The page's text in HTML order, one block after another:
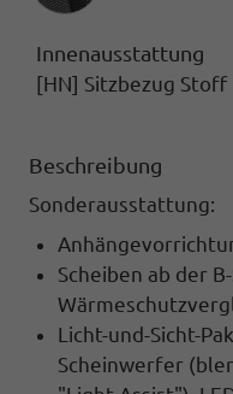
Innenausstattung
[HN] Sitzbezug
Beschreibung
Sonderausstattung:
Scheiben ab der
Licht-und-Sicht-
Scheinwerfer